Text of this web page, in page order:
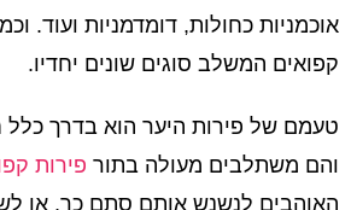
אוכמניות כחולות, דומדמניות ועוד.
קפואים המשלב סוגים שונים יחדיו.
טעמם של פירות היער הוא בדרך
והם משתלבים מעולה בתור פירות
האוהבים לנשנש אותם סתם כך, או